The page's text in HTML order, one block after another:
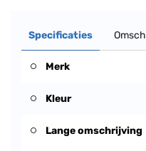
Specificaties
Merk
Kleur
Lange omschrijving